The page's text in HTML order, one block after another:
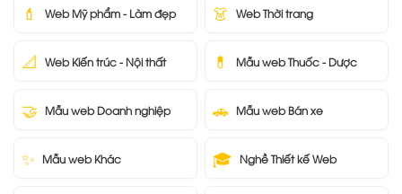
💄 Web Mỹ phẩm - Làm đẹp 👗 Web Thời trang
📐 Web Kiến trúc - Nội thất 💊 Mẫu web Thuốc - Dược
🤝 Mẫu web Doanh nghiệp 🚗 Mẫu web Bán xe
✨ Mẫu web Khác 🎓 Nghề Thiết kế Web